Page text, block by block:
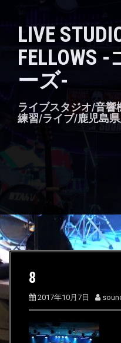
LIVE
FELLOWS
ーズ-
ライブスタジオ/音
練習/ライブ/鹿児島
8
2017年10月7日